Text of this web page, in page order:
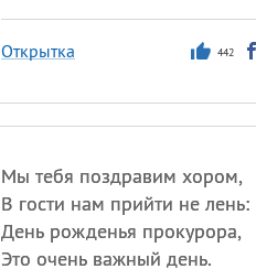
Открытка 442
Мы тебя поздравим хором,
В гости нам прийти не лень:
День рожденья прокурора,
Это очень важный день.